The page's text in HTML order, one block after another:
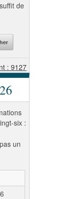
de
: 9127
six :
un